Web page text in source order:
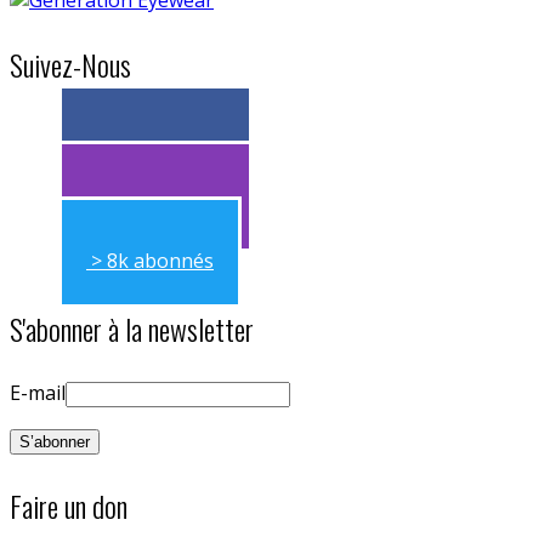
Suivez-Nous
> 11k abonnés
> 11k abonnés
> 8k abonnés
S'abonner à la newsletter
E-mail
Faire un don